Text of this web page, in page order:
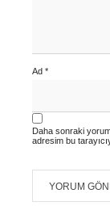
Ad *
Daha sonraki
adresim bu